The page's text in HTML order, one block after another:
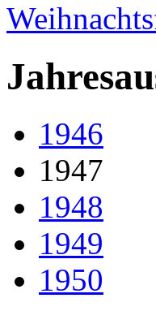
1946
1947
1948
1949
1950